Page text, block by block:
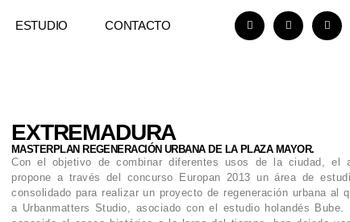
ESTUDIO CONTACTO
EXTREMADURA
MASTERPLAN REGENERACIÓN URBANA DE LA PLAZA MAYOR.
Con el objetivo de combinar diferentes usos de la ciudad, el
propone a través del concurso Europan 2013 un área de
consolidado para realizar un proyecto de regeneración urbana al
a Urbanmatters Studio, asociado con el estudio holandés Bube.